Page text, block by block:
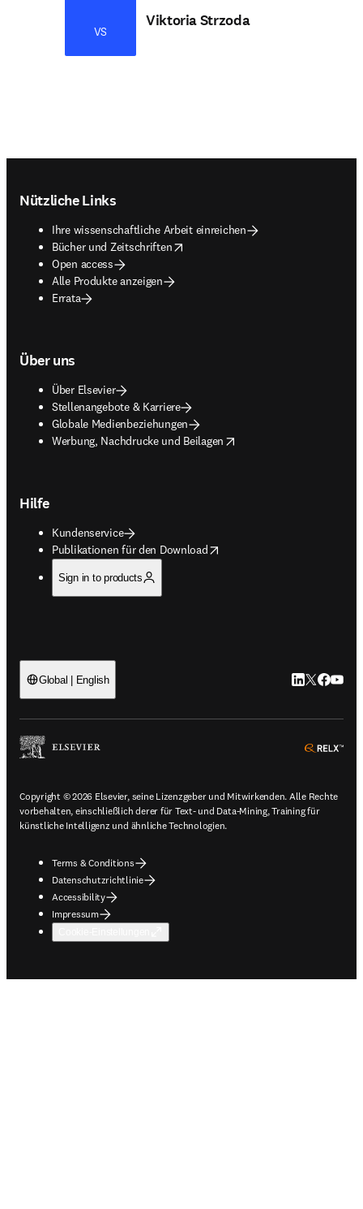
VS
Viktoria Strzoda
Nützliche Links
Ihre wissenschaftliche Arbeit einreichen
Bücher und Zeitschriften
opens in new tab/window
Open access
Alle Produkte anzeigen
Errata
Über uns
Über Elsevier
Stellenangebote & Karriere
Globale Medienbeziehungen
Werbung, Nachdrucke und Beilagen
opens in new tab/window
Hilfe
Kundenservice
Publikationen für den Download
opens in new tab/window
Sign in to products
Global | English LinkedIn
Twitter
Copyright © 2026 Elsevier, seine Lizenzgeber und Mitwirkenden. Alle Rechte
vorbehalten, einschließlich derer für Text- und Data-Mining, Training für
künstliche Intelligenz und ähnliche Technologien.
Terms & Conditions
Datenschutzrichtlinie
Accessibility
Impressum